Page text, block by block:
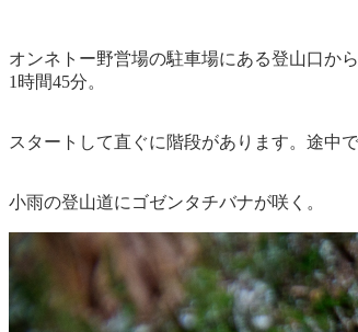
オンネトー野営場の駐車場にある登山口か
1時間45分。
スタートして直ぐに階段があります。途中
小雨の登山道にゴゼンタチバナが咲く。